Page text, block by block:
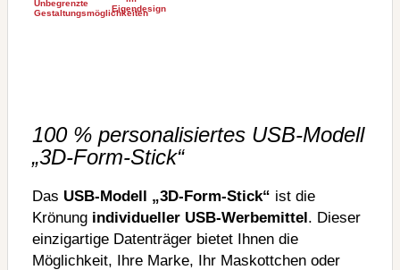
100 % personalisiertes USB-Modell
„3D-Form-Stick“
Das USB-Modell „3D-Form-Stick“ ist die
Krönung individueller USB-Werbemittel. Dieser
einzigartige Datenträger bietet Ihnen die
Möglichkeit, Ihre Marke, Ihr Maskottchen oder